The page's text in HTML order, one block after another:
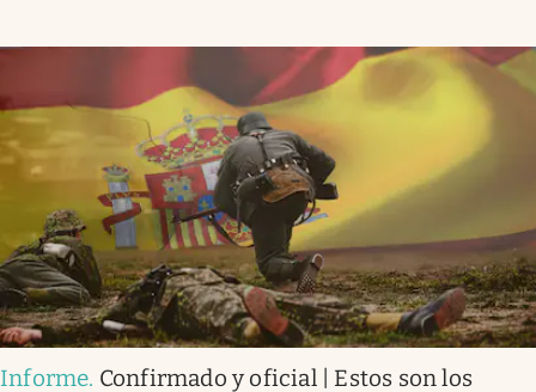
Informe. Confirmado y oficial | Estos son los